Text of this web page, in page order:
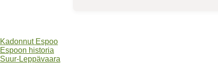
Kadonnut Espoo
Espoon historia
Suur-Leppävaara